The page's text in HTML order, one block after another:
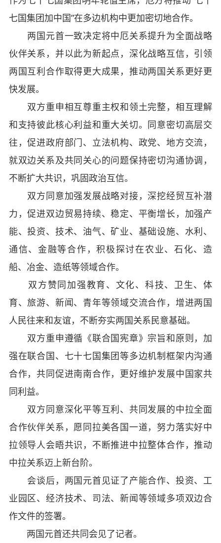
七国集团加中国”在多边机构中更加密切地合作。
两国元首一致决定将中厄关系提升为全面战略
伙伴关系，并以此为新起点，深化战略互信，引领
两国互利合作取得更大成果，推动两国关系更好更
快发展。
双方重申相互尊重主权和领土完整，相互理解
和支持彼此核心利益和重大关切。同意密切高层交
往，促进政府部门、立法机构、政党、地方交流，
就双边关系及共同关心的问题保持密切沟通协调，
不断扩大共识，巩固政治互信。
双方同意加强发展战略对接，深挖经贸互补潜
力，促进双边贸易持续、稳定、平衡增长，加强产
能、投资、技术、油气、矿业、基础设施、水利、
通信、金融等合作，积极探讨在农业、石化、造
船、冶金、造纸等领域合作。
双方赞同加强教育、文化、科技、卫生、体
育、旅游、新闻、青年等领域交流合作，增进两国
人民往来和友谊，不断夯实两国关系民意基础。
双方重申遵循《联合国宪章》宗旨和原则，加
强在联合国、七十七国集团等多边机制框架内沟通
合作，共同促进南南合作，更好维护发展中国家共
同利益。
双方同意深化平等互利、共同发展的中拉全面
合作伙伴关系，愿同拉美各国一道，努力落实好中
拉领导人会晤共识，不断推进中拉整体合作，推动
中拉关系迈上新台阶。
会谈后，两国元首见证了产能合作、投资、工
业园区、经济技术、司法、新闻等领域多项双边合
作文件的签署。
两国元首还共同会见了记者。